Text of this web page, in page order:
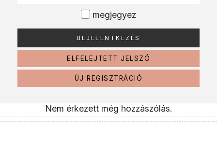
megjegyez
ELFELEJTETT JELSZÓ
ÚJ REGISZTRÁCIÓ
Nem érkezett még hozzászólás.